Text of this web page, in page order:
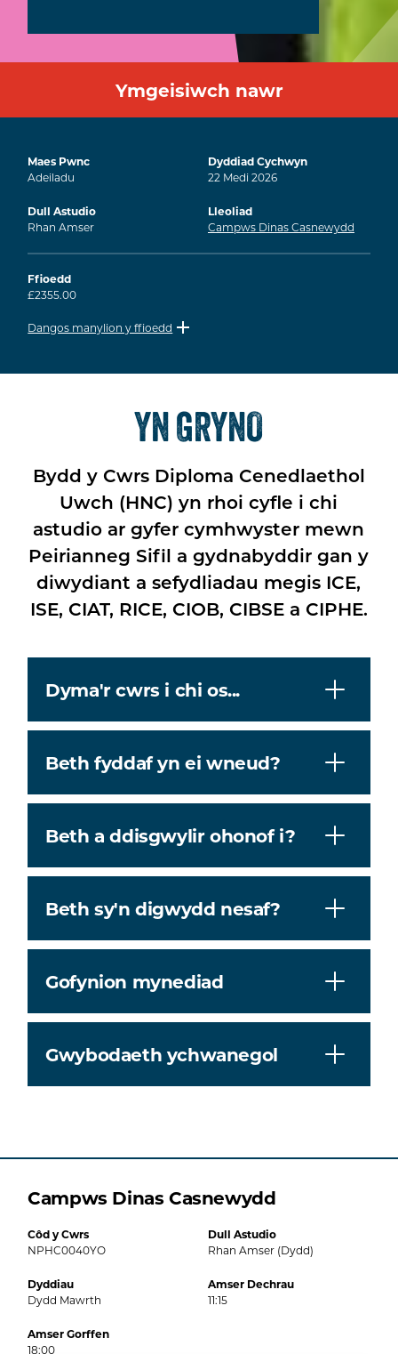
Ymgeisiwch nawr
Maes Pwnc
Adeiladu
Dyddiad Cychwyn
22 Medi2026
Dull Astudio
Rhan Amser
Lleoliad
Campws Dinas Casnewydd
Ffioedd
£2355.00
Dangos manylion y ffioedd
YN GRYNO
Bydd y Cwrs Diploma Cenedlaethol
Uwch (HNC) yn rhoi cyfle i chi
astudio ar gyfer cymhwyster mewn
Peirianneg Sifil a gydnabyddir gan y
diwydiant a sefydliadau megis ICE,
ISE, CIAT, RICE, CIOB, CIBSE a CIPHE.
Dyma'r cwrs i chi os...
Beth fyddaf yn ei wneud?
Beth a ddisgwylir ohonof i?
Beth sy'n digwydd nesaf?
Gofynion mynediad
Gwybodaeth ychwanegol
Campws Dinas Casnewydd
Côd y Cwrs
NPHC0040YO
Dull Astudio
Rhan Amser (Dydd)
Dyddiau
Dydd Mawrth
Amser Dechrau
11:15
Amser Gorffen
18:00